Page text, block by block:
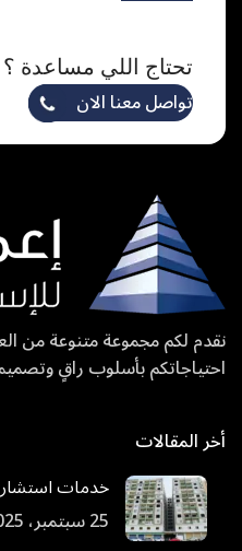
تحتاج اللي مساعدة ؟
تواصل معنا الان
نقدم لكم مجموعة متنوعة من
احتياجاتكم بأسلوب راقٍ
أخر المقالات
خدمات
25 سبتمبر، 2025